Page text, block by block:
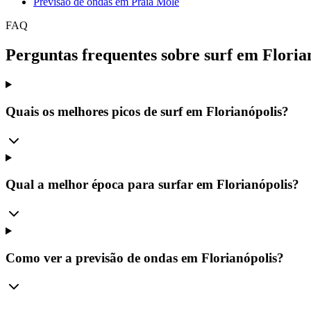
FAQ
Perguntas frequentes sobre surf em
Quais os melhores picos de surf em Florianópolis?
Qual a melhor época para surfar em Florianópolis?
Como ver a previsão de ondas em Florianópolis?